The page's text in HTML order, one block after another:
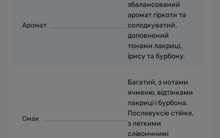
Аромат
збалансований
аромат гіркоти та
солодкуватий,
доповнений
тонами лакриці,
ірису та бурбону.
Смак
Багатий, з нотами
ячменю, відтінками
лакриці і бурбона.
Послевуксіе стійке,
з легкими
слівончнимі